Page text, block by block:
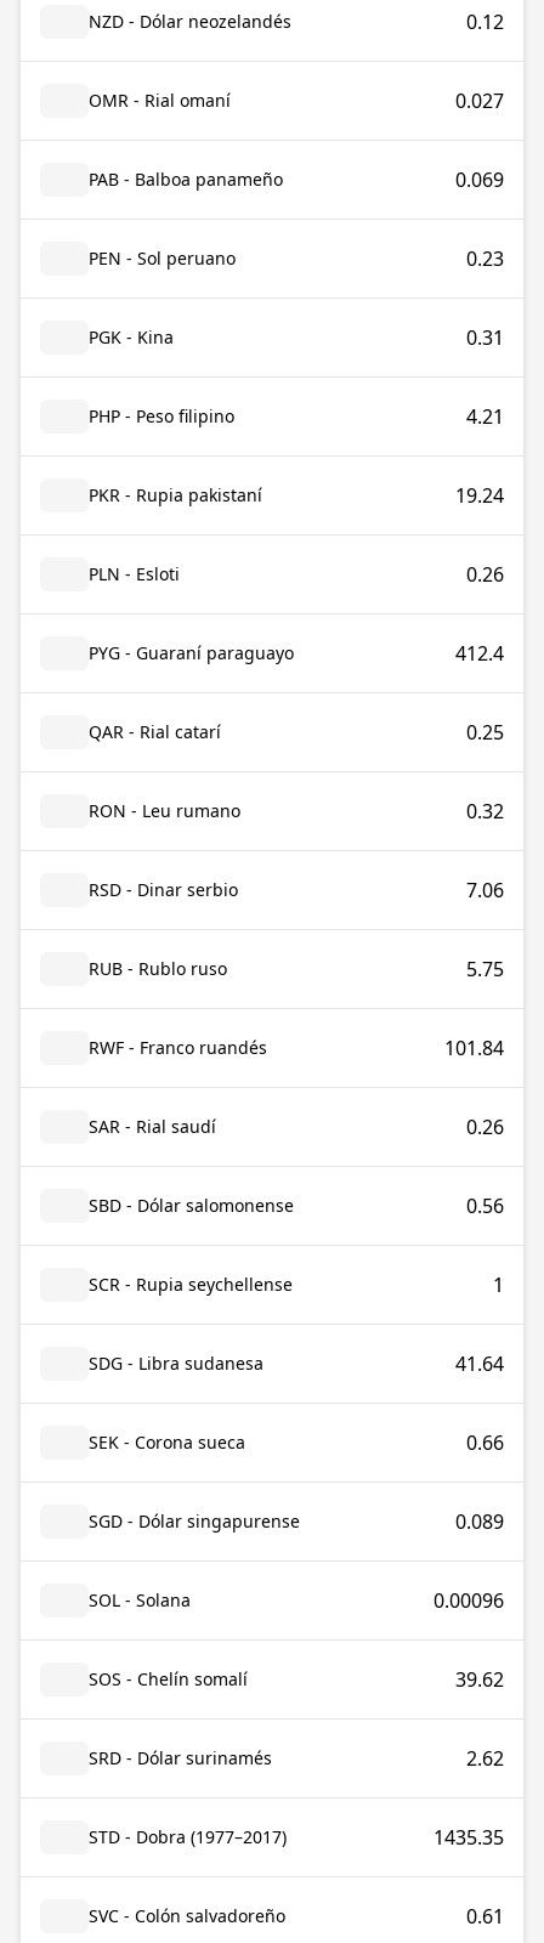
NZD - Dólar neozelandés 0.12
OMR - Rial omaní 0.027
PAB - Balboa panameño 0.069
PEN - Sol peruano 0.23
PGK - Kina 0.31
PHP - Peso filipino 4.21
PKR - Rupia pakistaní 19.24
PLN - Esloti 0.26
PYG - Guaraní paraguayo 412.4
QAR - Rial catarí 0.25
RON - Leu rumano 0.32
RSD - Dinar serbio 7.06
RUB - Rublo ruso 5.75
RWF - Franco ruandés 101.84
SAR - Rial saudí 0.26
SBD - Dólar salomonense 0.56
SCR - Rupia seychellense 1
SDG - Libra sudanesa 41.64
SEK - Corona sueca 0.66
SGD - Dólar singapurense 0.089
SOL - Solana 0.00096
SOS - Chelín somalí 39.62
SRD - Dólar surinamés 2.62
STD - Dobra (1977–2017) 1435.35
SVC - Colón salvadoreño 0.61